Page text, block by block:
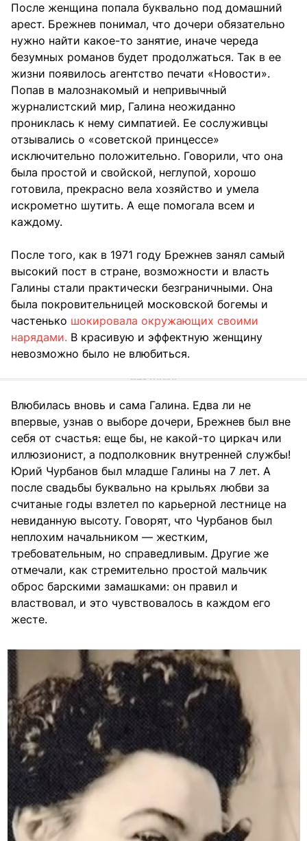
После женщина попала буквально под домашний
арест. Брежнев понимал, что дочери обязательно
нужно найти какое-то занятие, иначе череда
безумных романов будет продолжаться. Так в ее
жизни появилось агентство печати «Новости».
Попав в малознакомый и непривычный
журналистский мир, Галина неожиданно
прониклась к нему симпатией. Ее сослуживцы
отзывались о «советской принцессе»
исключительно положительно. Говорили, что она
была простой и свойской, неглупой, хорошо
готовила, прекрасно вела хозяйство и умела
искрометно шутить. А еще помогала всем и
каждому.
После того, как в 1971 году Брежнев занял самый
высокий пост в стране, возможности и власть
Галины стали практически безграничными. Она
была покровительницей московской богемы и
частенько шокировала окружающих своими
нарядами. В красивую и эффектную женщину
невозможно было не влюбиться.
Влюбилась вновь и сама Галина. Едва ли не
впервые, узнав о выборе дочери, Брежнев был вне
себя от счастья: еще бы, не какой-то циркач или
иллюзионист, а подполковник внутренней службы!
Юрий Чурбанов был младше Галины на 7 лет. А
после свадьбы буквально на крыльях любви за
считаные годы взлетел по карьерной лестнице на
невиданную высоту. Говорят, что Чурбанов был
неплохим начальником — жестким,
требовательным, но справедливым. Другие же
отмечали, как стремительно простой мальчик
оброс барскими замашками: он правил и
властвовал, и это чувствовалось в каждом его
жесте.